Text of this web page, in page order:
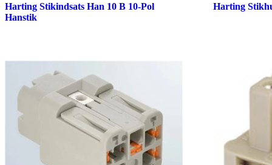
Harting Stikindsats Han 10 B 10-Pol
Hanstik
Harting